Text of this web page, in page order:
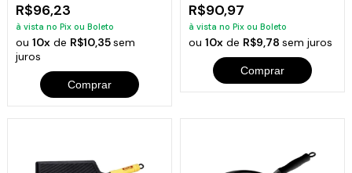
R$96,23
à vista no Pix ou Boleto
ou10x de R$10,35sem
juros
Comprar
R$90,97
à vista no Pix ou Boleto
ou 10xde R$9,78 sem juros
Comprar